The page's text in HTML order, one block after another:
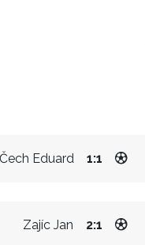
Čech Eduard 1:1
Zajíc Jan 2:1